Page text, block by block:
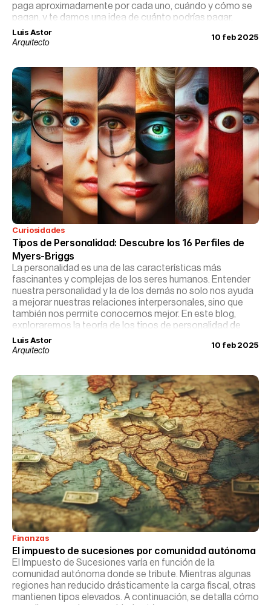
paga aproximadamente por cada uno, cuándo y cómo se
pagan, y te damos una idea de cuánto podrías pagar.
Luis Astor
Arquitecto
10 feb 2025
Curiosidades
Tipos de Personalidad: Descubre los 16 Perfiles de
Myers-Briggs
La personalidad es una de las características más
fascinantes y complejas de los seres humanos. Entender
nuestra personalidad y la de los demás no solo nos ayuda
a mejorar nuestras relaciones interpersonales, sino que
también nos permite conocernos mejor. En este blog,
exploraremos la teoría de los tipos de personalidad de
Myers-Briggs, una herramienta ampliamente utilizada en
psicología para comprender las diversas formas en que las
Luis Astor
Arquitecto
10 feb 2025
Finanzas
El impuesto de sucesiones por comunidad autónoma
El Impuesto de Sucesiones varía en función de la
comunidad autónoma donde se tribute. Mientras algunas
regiones han reducido drásticamente la carga fiscal, otras
mantienen tipos elevados. A continuación, se detalla cómo